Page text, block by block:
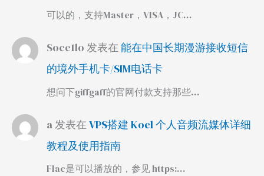
可以的，支持Master，VISA，JC…
Soce1lo 发表在 能在中国长期漫游接收短信
的境外手机卡/SIM电话卡
想问下giffgaff的官网付款支持那些…
a发表在 VPS搭建 Koel 个人音频流媒体详细
教程及使用指南
Flac是可以播放的，参见 https:…